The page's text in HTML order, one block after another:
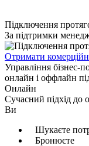
Підключення
За підтримки
Отримати
Управління бізнес-
онлайн і оффлайн
Онлайн
Сучасний підхід до
Ви
Шукаєте
Бронюєте